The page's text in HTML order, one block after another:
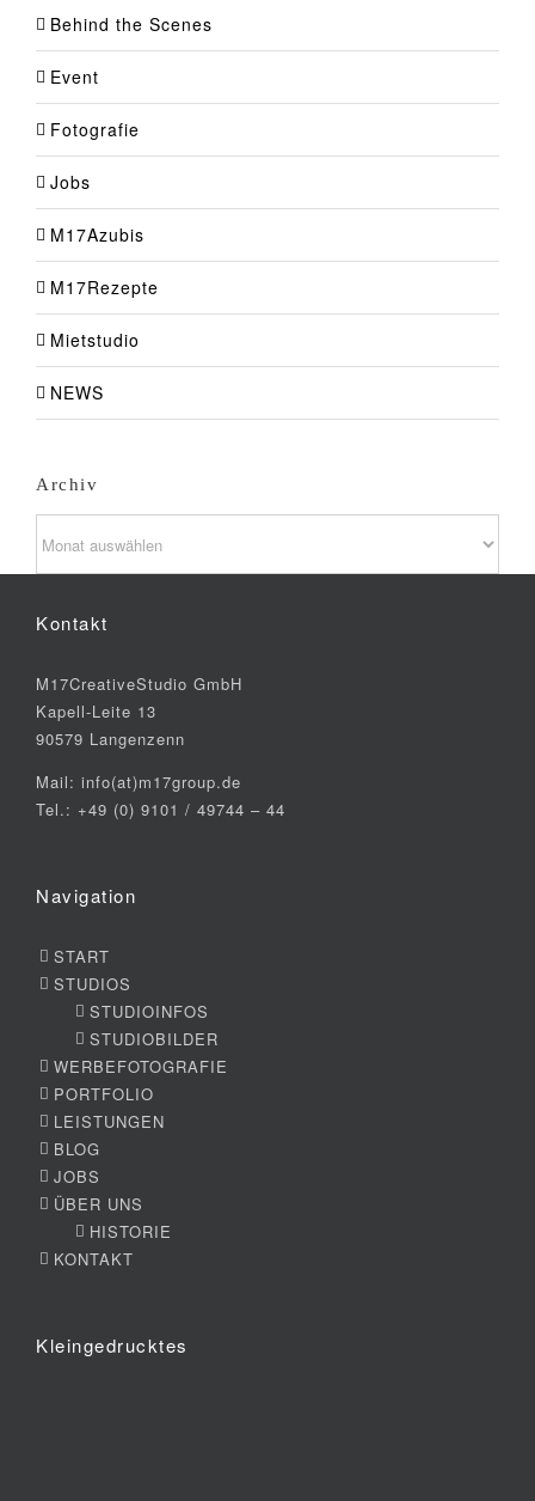
Behind the Scenes
Event
Fotografie
Jobs
M17Azubis
M17Rezepte
Mietstudio
NEWS
Archiv
Kontakt
M17CreativeStudio GmbH
Kapell-Leite 13
90579 Langenzenn
Mail: info(at)m17group.de
Tel.: +49 (0) 9101 / 49744 – 44
Navigation
START
STUDIOS
STUDIOINFOS
STUDIOBILDER
WERBEFOTOGRAFIE
PORTFOLIO
LEISTUNGEN
BLOG
JOBS
ÜBER UNS
HISTORIE
KONTAKT
Kleingedrucktes